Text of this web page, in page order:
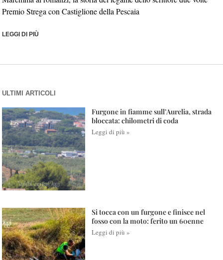
Premio Strega con Castiglione della Pescaia
LEGGI DI PIÙ
ULTIMI ARTICOLI
Furgone in fiamme sull’Aurelia, strada
bloccata: chilometri di coda
Leggi di più »
Si tocca con un furgone e finisce nel
fosso con la moto: ferito un 60enne
Leggi di più »